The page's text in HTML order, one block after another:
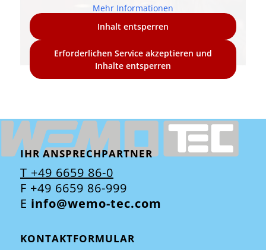
Mehr Informationen
Inhalt entsperren
Erforderlichen Service akzeptieren und
Inhalte entsperren
IHR ANSPRECHPARTNER
T +49 6659 86-0
F +49 6659 86-999
E info@wemo-tec.com
KONTAKTFORMULAR